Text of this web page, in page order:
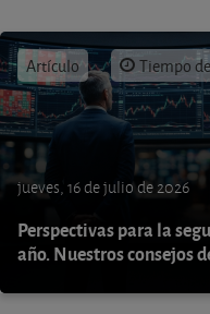
Artículo Tiempo
jueves, 16 de julio de 2026
Perspectivas para la
año. Nuestros consejos